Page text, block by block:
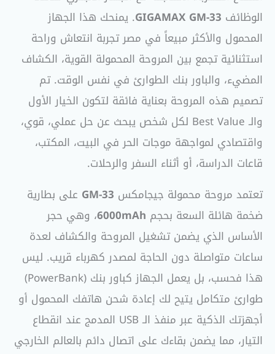
الوظائف GIGAMAX GM-33. يمنحك هذا الجهاز
المحمول والأكثر مبيعاً في مصر تجربة انتعاش وراحة
استثنائية تجمع بين المروحة المحمولة القوية، الكشاف
المضيء، والباور بنك الطوارئ في نفس الوقت. تم
تصميم هذه المروحة بعناية فائقة لتكون الخيار الأول
والـ Best Value لكل شخص يبحث عن حل عملي، قوي،
واقتصادي لمواجهة موجات الحر في البيت، المكتب،
قاعات الدراسة، أو أثناء السفر والرحلات.
تعتمد مروحة محمولة جيجامكس GM-33 على بطارية
ضخمة هائلة السعة بحجم 6000mAh، وهي حجر
الأساس الذي يضمن تشغيل المروحة والكشاف لعدة
ساعات متواصلة دون الحاجة لمصدر كهرباء قريب. ليس
هذا فحسب، بل يعمل الجهاز كباور بنك (PowerBank)
طوارئ متكامل يتيح لك إعادة شحن هاتفك المحمول أو
أجهزتك الذكية عبر منفذ الـ USB المدمج عند انقطاع
التيار، مما يضمن بقاءك على اتصال دائم بالعالم الخارجي